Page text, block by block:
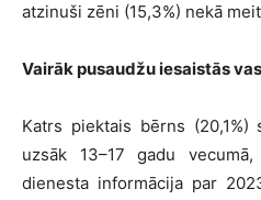
atzinuši zēni (15,3%) nekā
Vairāk pusaudžu iesaistās
Katrs piektais bērns (20,1%)
uzsāk 13–17 gadu
dienesta informācija par